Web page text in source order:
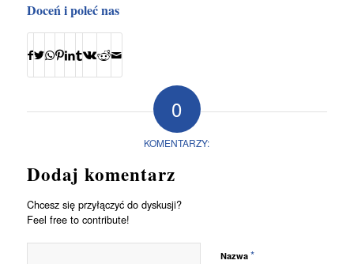
Doceń i poleć nas
0
KOMENTARZY:
Dodaj komentarz
Chcesz się przyłączyć do dyskusji?
Feel free to contribute!
Nazwa *